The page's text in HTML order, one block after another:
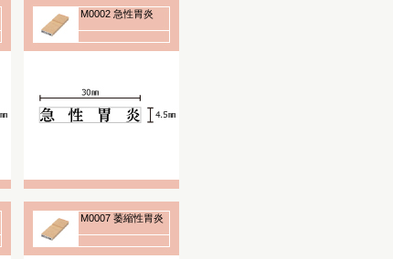
M0002 急性胃炎
M0007 萎縮性胃炎